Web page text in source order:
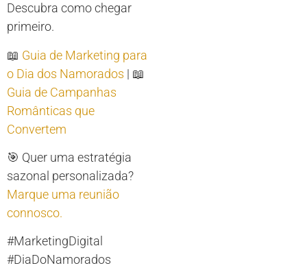
Descubra como chegar
primeiro.
📖 Guia de Marketing para
o Dia dos Namorados | 📖
Guia de Campanhas
Românticas que
Convertem
🎯 Quer uma estratégia
sazonal personalizada?
Marque uma reunião
connosco.
#MarketingDigital
#DiaDoNamorados